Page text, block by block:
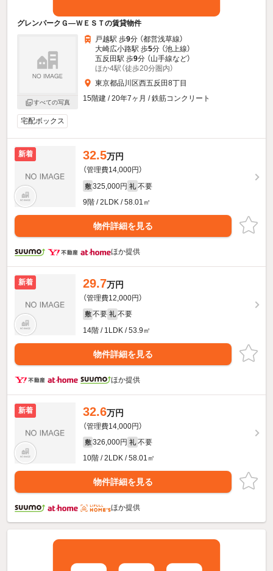
グレンパークＧ—ＷＥＳＴの賃貸物件
すべての写真
戸越駅 歩9分 （都営浅草線）
大崎広小路駅 歩5分 （池上線）
五反田駅 歩9分 （山手線など）
ほか4駅（徒歩20分圏内）
東京都品川区西五反田8丁目
15階建 / 20年7ヶ月 / 鉄筋コンクリート
宅配ボックス
新着 32.5万円
（管理費14,000円）
敷 325,000円 礼 不要
9階 / 2LDK / 58.01㎡
物件詳細を見る
ほか提供
新着 29.7万円
（管理費12,000円）
敷 不要 礼 不要
14階 / 1LDK / 53.9㎡
物件詳細を見る
ほか提供
新着 32.6万円
（管理費14,000円）
敷 326,000円 礼 不要
10階 / 2LDK / 58.01㎡
物件詳細を見る
ほか提供